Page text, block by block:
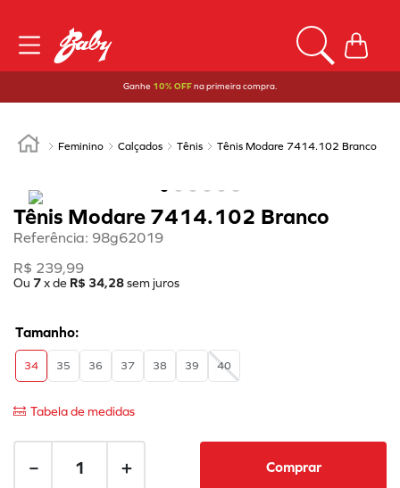
Ganhe 10% OFFna primeira compra.
Feminino Calçados Tênis Tênis Modare 7414.102 Branco
Tênis Modare 7414.102 Branco
Referência: 98g62019
R$ 239,99
Ou 7x de R$ 34,28sem juros
34 35 36 37 38 39 40
Tabela de medidas
＋
－ Comprar